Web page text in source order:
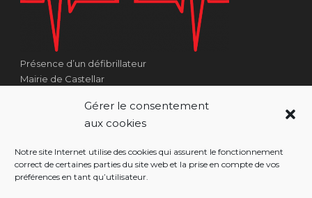
Gérer le consentement
aux cookies
Notre site Internet utilise des cookies qui assurent le fonctionnement
correct de certaines parties du site web et la prise en compte de vos
préférences en tant qu’utilisateur.
Présence d’un défibrillateur
Mairie de Castellar
Côté Escalier Rue Sarrail
06500 Castellar
RÉALISATION